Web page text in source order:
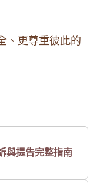
、更尊重彼此的
與提告完整指南